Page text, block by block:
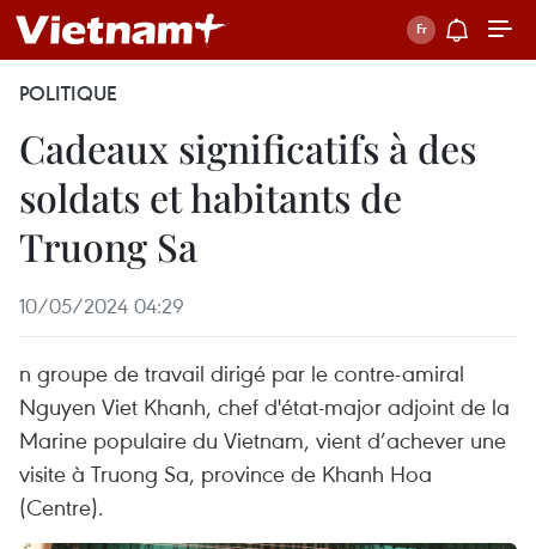
POLITIQUE
Cadeaux significatifs à des
soldats et habitants de
Truong Sa
10/05/2024 04:29
n groupe de travail dirigé par le contre-amiral
Nguyen Viet Khanh, chef d'état-major adjoint de la
Marine populaire du Vietnam, vient d’achever une
visite à Truong Sa, province de Khanh Hoa
(Centre).